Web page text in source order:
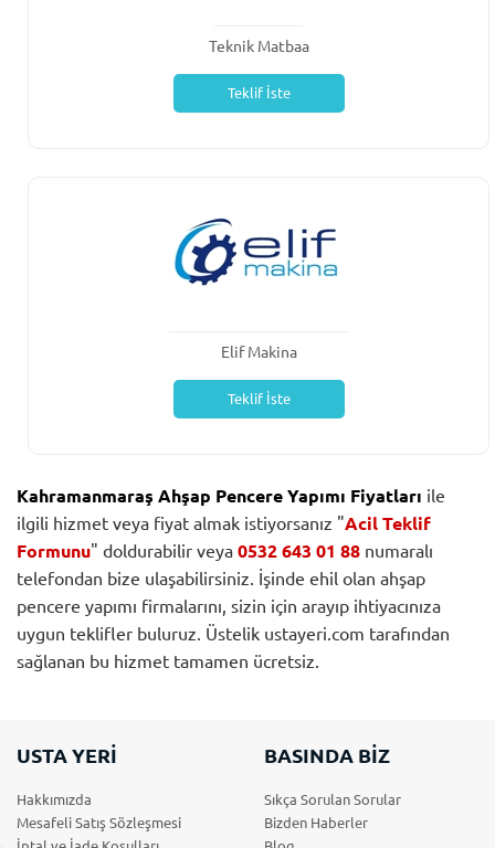
Teknik Matbaa
Teklif İste
Elif Makina
Teklif İste
Kahramanmaraş Ahşap Pencere Yapımı Fiyatları ile
ilgili hizmet veya fiyat almak istiyorsanız "Acil Teklif
Formunu" doldurabilir veya 0532 643 01 88 numaralı
telefondan bize ulaşabilirsiniz. İşinde ehil olan ahşap
pencere yapımı firmalarını, sizin için arayıp ihtiyacınıza
uygun teklifler buluruz. Üstelik ustayeri.com tarafından
sağlanan bu hizmet tamamen ücretsiz.
USTA YERİ
Hakkımızda
Mesafeli Satış Sözleşmesi
BASINDA BİZ
Sıkça Sorulan Sorular
Bizden Haberler